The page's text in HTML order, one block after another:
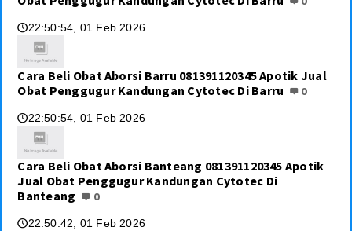
🕔22:50:54, 01 Feb 2026
Cara Beli Obat Aborsi Barru 081391120345 Apotik Jual
Obat Penggugur Kandungan Cytotec Di Barru
0
🕔22:50:54, 01 Feb 2026
Cara Beli Obat Aborsi Banteang 081391120345 Apotik
Jual Obat Penggugur Kandungan Cytotec Di
Banteang
0
🕔22:50:42, 01 Feb 2026